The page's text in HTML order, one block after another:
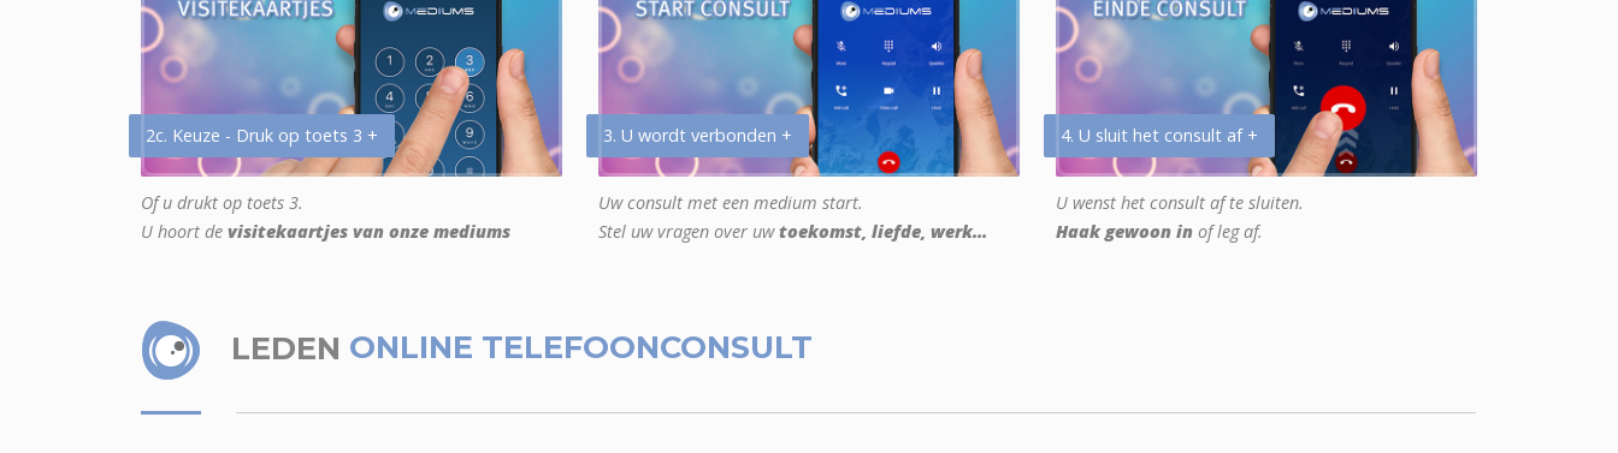
2c. Keuze - Druk op toets 3 +
Of u drukt op toets 3.
U hoort de visitekaartjes van onze mediums
3. U wordt verbonden +
Uw consult met een medium start.
Stel uw vragen over uwtoekomst, liefde, werk...
4. U sluit het consult af +
U wenst het consult af te sluiten.
Haak gewoon in of leg af.
LEDEN ONLINE TELEFOONCONSULT